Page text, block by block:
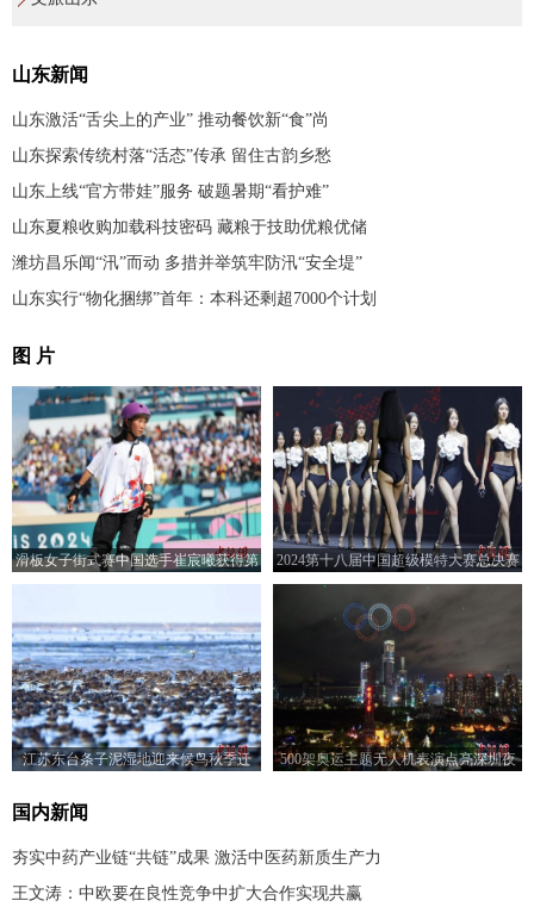
山东新闻
山东激活“舌尖上的产业” 推动餐饮新“食”尚
山东探索传统村落“活态”传承 留住古韵乡愁
山东上线“官方带娃”服务 破题暑期“看护难”
山东夏粮收购加载科技密码 藏粮于技助优粮优储
潍坊昌乐闻“汛”而动 多措并举筑牢防汛“安全堤”
山东实行“物化捆绑”首年：本科还剩超7000个计划
图 片
滑板女子街式赛中国选手崔宸曦获得第
四名
2024第十八届中国超级模特大赛总决赛
在上海举行
江苏东台条子泥湿地迎来候鸟秋季迁
500架奥运主题无人机表演点亮深圳夜
国内新闻
夯实中药产业链“共链”成果 激活中医药新质生产力
王文涛：中欧要在良性竞争中扩大合作实现共赢